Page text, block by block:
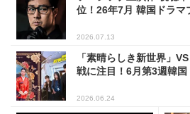
位！26年7月 韓国ドラマ
2026.07.13
「素晴らしき新世界」
戦に注目！6月第3週韓
2026.06.24